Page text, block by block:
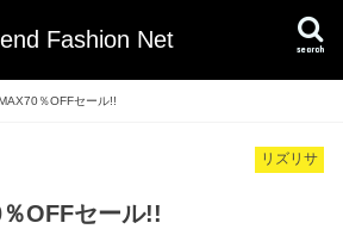
Fashion Net search
％OFFセール!!
リズリサ
OFFセール!!